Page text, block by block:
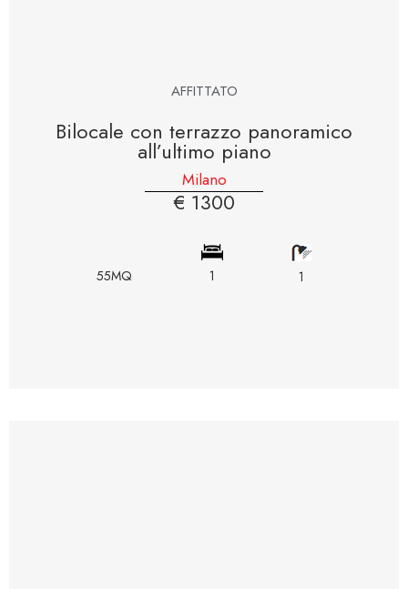
AFFITTATO
Bilocale con terrazzo panoramico
all’ultimo piano
Milano
€ 1300
55MQ 1 1